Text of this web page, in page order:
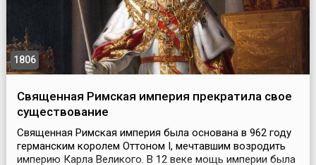
1806
Священная Римская империя прекратила свое
существование
Священная Римская империя была основана в 962 году
германским королем Оттоном I, мечтавшим возродить
империю Карла Великого. В 12 веке мощь империи была